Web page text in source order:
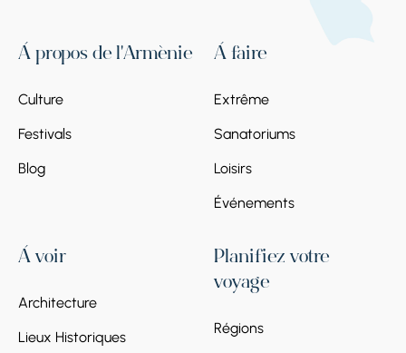
À propos de l'Arménie
Culture
Festivals
Blog
À faire
Extrême
Sanatoriums
Loisirs
Événements
À voir
Architecture
Lieux Historiques
Planifiez votre
voyage
Régions